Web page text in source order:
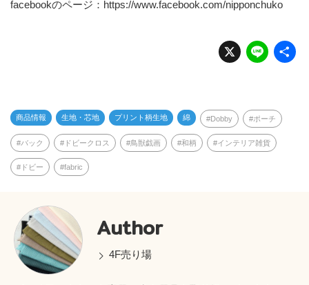
facebookのページ： https://www.facebook.com/nipponchuko
X Li
n
商品情報 生地・芯地 プリント柄生地 綿 Dobby ポーチ
バック ドビークロス 鳥獣戯画 和柄 インテリア雑貨
ドビー fabric
Author
4F売り場